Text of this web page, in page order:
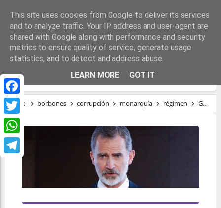
Facebook
Twitter
WhatsApp
GUERRA DE ADJETIVOS BORBÓNICOS
Inicio borbones corrupción monarquía régimen Guerra de adjetivos borbónicos
This site uses cookies from Google to deliver its services
and to analyze traffic. Your IP address and user-agent are
shared with Google along with performance and security
metrics to ensure quality of service, generate usage
statistics, and to detect and address abuse.
LEARN MORE
GOT IT